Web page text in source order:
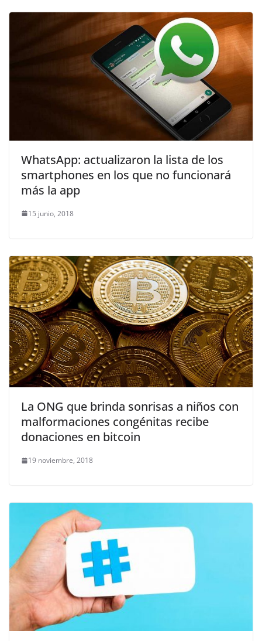
WhatsApp: actualizaron la lista de los
smartphones en los que no funcionará
más la app
15 junio, 2018
La ONG que brinda sonrisas a niños con
malformaciones congénitas recibe
donaciones en bitcoin
19 noviembre, 2018